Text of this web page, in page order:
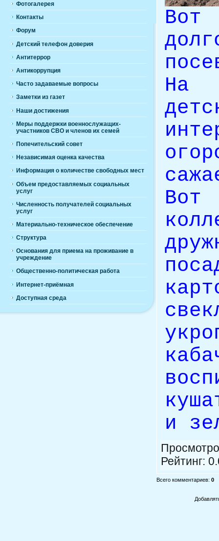
Фотогалерея
Контакты
Форум
Детский телефон доверия
Антитеррор
Антикоррупция
Часто задаваемые вопросы
Заметки из газет
Наши достижения
Меры поддержки военнослужащих-
участников СВО и членов их семей
Попечительский совет
Независимая оценка качества
Информация о количестве свободных мест
Объем предоставляемых социальных
услуг
Численность получателей социальных
услуг
Материально-техническое обеспечение
Структура
Основания для приема на проживание в
учреждение
Общественно-политическая работа
Интернет-приёмная
Доступная среда
На
и
Рейтинг:
Всего комментариев: 0